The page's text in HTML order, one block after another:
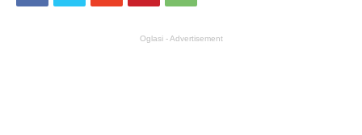
Oglasi - Advertisement